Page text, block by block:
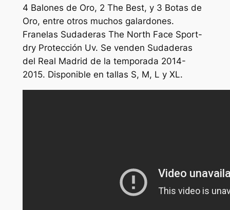
4 Balones de Oro, 2 The Best, y 3 Botas de
Oro, entre otros muchos galardones.
Franelas Sudaderas The North Face Sport-
dry Protección Uv. Se venden Sudaderas
del Real Madrid de la temporada 2014-
2015. Disponible en tallas S, M, L y XL.